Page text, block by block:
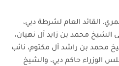
القائد العام لشرطة دبي،
الشيخ محمد بن زايد آل نهيان،
محمد بن راشد آل مكتوم، نائب
الوزراء حاكم دبي، والشيخ